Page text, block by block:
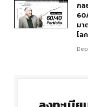
กล
มา
โลก